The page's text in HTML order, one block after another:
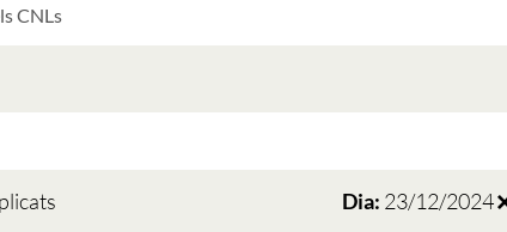
Dia: 23/12/2024